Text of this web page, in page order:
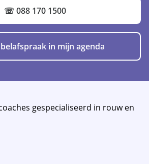
☏ 088 170 1500
in mijn agenda